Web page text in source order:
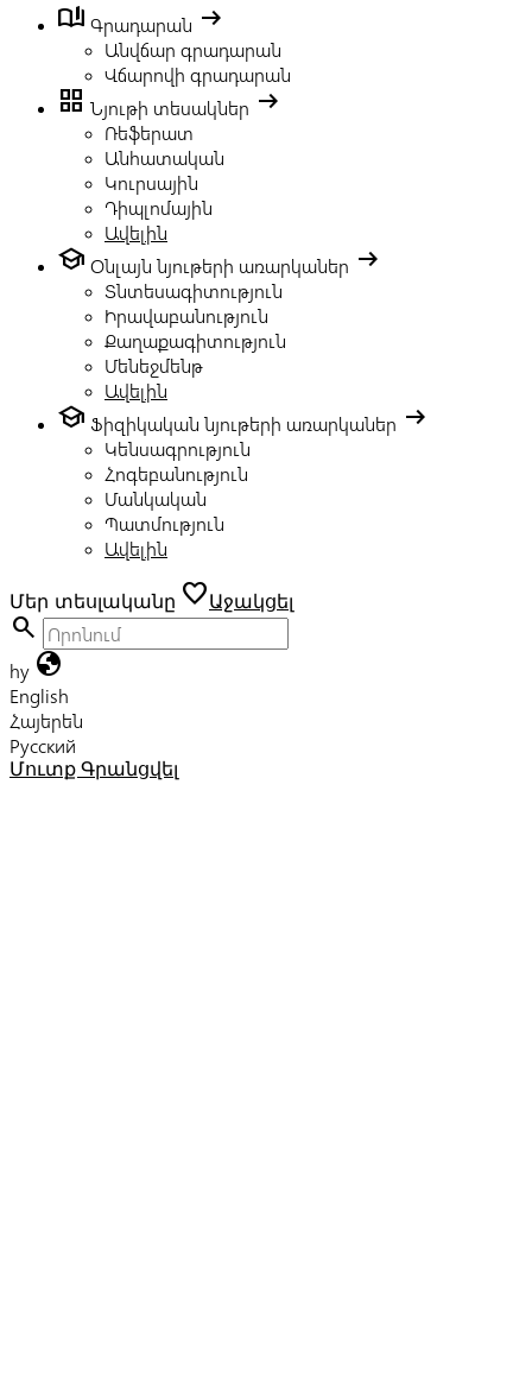
book_ribbon Գրադարան arrow_right_alt
Անվճար գրադարան
Վճարովի գրադարան
grid_view Նյութի տեսակներ arrow_right_alt
Ռեֆերատ
Անհատական
Կուրսային
Դիպլոմային
Ավելին
school Օնլայն նյութերի առարկաներ arrow_right_alt
Տնտեսագիտություն
Իրավաբանություն
Քաղաքագիտություն
Մենեջմենթ
Ավելին
school Ֆիզիկական նյութերի առարկաներ arrow_right_alt
Կենսագրություն
Հոգեբանություն
Մանկական
Պատմություն
Ավելին
Մեր տեսլականը favoriteԱջակցել
search
hy globe
English
Հայերեն
Русский
Մուտք Գրանցվել